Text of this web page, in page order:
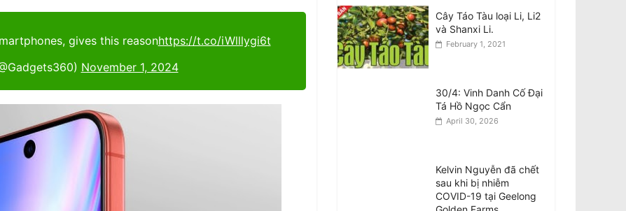
gives this reasonhttps://t.co/iWlllygi6t
November 1, 2024
Hòa Giải Bầu Cử’
CĐNVTD-VIC
August 6, 2026
Tổng Bí thư kiêm Chủ
tịch Đảng Cộng Sản
Việt Nam
Cây Táo Tàu loại Li, Li2
và Shanxi Li.
February 1, 2021
30/4: Vinh Danh Cố Đại
Tá Hồ Ngọc Cẩn
April 30, 2026
Kelvin Nguyễn đã chết
sau khi bị nhiễm
COVID-19 tại Geelong